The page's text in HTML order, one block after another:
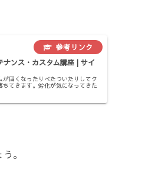
ナンス・カスタム講座 | サイ
固くなったりべたついたりしてク
ちてきます。劣化が気になってきた
。